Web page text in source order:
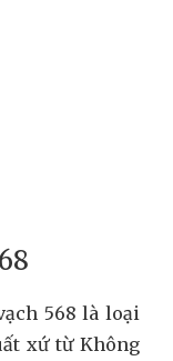
568 là loại
xứ từ Không